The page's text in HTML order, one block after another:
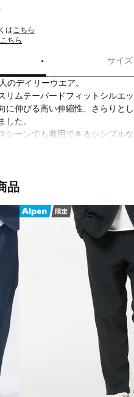
は こちら
こちら
サイ
デイリーウエア。
リムテーパードフィットシルエ
に伸びる高い伸縮性、さらりと
した。
シーンでも着用できるシンプル
ン14％
品